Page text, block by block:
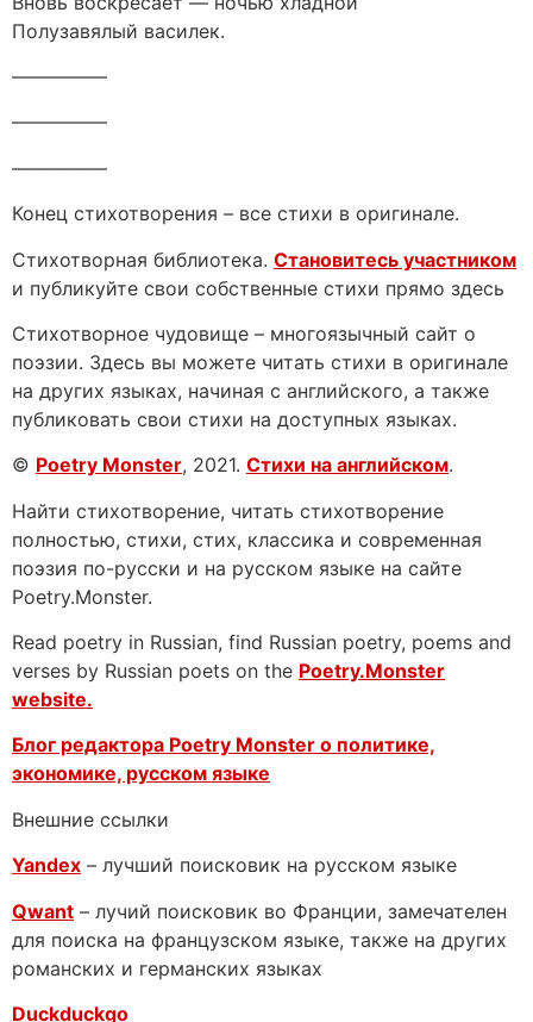
Полузавялый василек.
—————
—————
—————
Конец стихотворения – все стихи в оригинале.
Стихотворная библиотека. Становитесь участником
и публикуйте свои собственные стихи прямо здесь
Стихотворное чудовище – многоязычный сайт о
поэзии. Здесь вы можете читать стихи в оригинале
на других языках, начиная с английского, а также
публиковать свои стихи на доступных языках.
© Poetry Monster, 2021. Стихи на английском.
Найти стихотворение, читать стихотворение
полностью, стихи, стих, классика и современная
поэзия по-русски и на русском языке на сайте
Poetry.Monster.
Read poetry in Russian, find Russian poetry, poems and
verses by Russian poets on the Poetry.Monster
website.
Блог редактора Poetry Monster о политике,
экономике, русском языке
Внешние ссылки
Yandex – лучший поисковик на русском языке
Qwant – лучий поисковик во Франции, замечателен
для поиска на французском языке, также на других
романских и германских языках
Duckduckgo